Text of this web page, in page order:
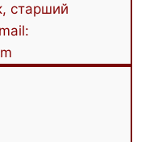
старший